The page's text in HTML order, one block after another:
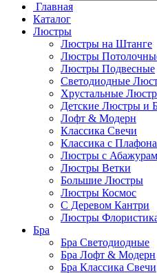
Главная
Каталог
Люстры
Люстры на Штанге
Люстры
Люстры Подвесные
Светодиодные
Хрустальные
Детские Люстры и
Лофт & Модерн
Классика Свечи
Классика с
Люстры с
Люстры Ветки
Большие Люстры
Люстры Космос
С Деревом Кантри
Люстры
Бра
Бра Светодиодные
Бра Лофт & Модерн
Бра Классика Свечи